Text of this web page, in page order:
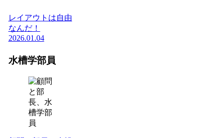
レイアウトは自由
なんだ！
2026.01.04
水槽学部員